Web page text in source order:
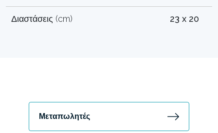
Διαστάσεις (cm) 23 x 20
Μεταπωλητές